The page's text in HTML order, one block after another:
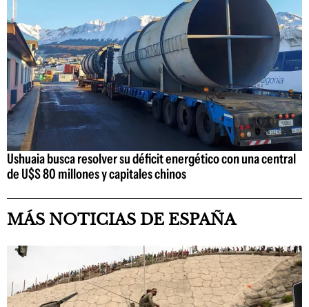
Ushuaia busca resolver su déficit energético con una central
de U$S 80 millones y capitales chinos
MÁS NOTICIAS DE ESPAÑA